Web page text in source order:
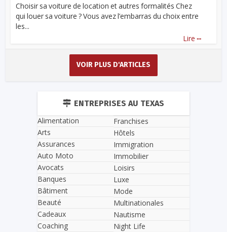
Choisir sa voiture de location et autres formalités Chez
qui louer sa voiture ? Vous avez l’embarras du choix entre
les...
Lire ...
VOIR PLUS D'ARTICLES
ENTREPRISES AU TEXAS
Alimentation
Arts
Assurances
Auto Moto
Avocats
Banques
Bâtiment
Beauté
Cadeaux
Coaching
Franchises
Hôtels
Immigration
Immobilier
Loisirs
Luxe
Mode
Multinationales
Nautisme
Night Life